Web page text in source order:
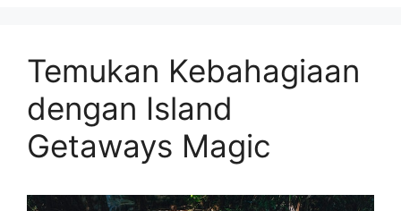
Temukan Kebahagiaan
dengan Island
Getaways Magic